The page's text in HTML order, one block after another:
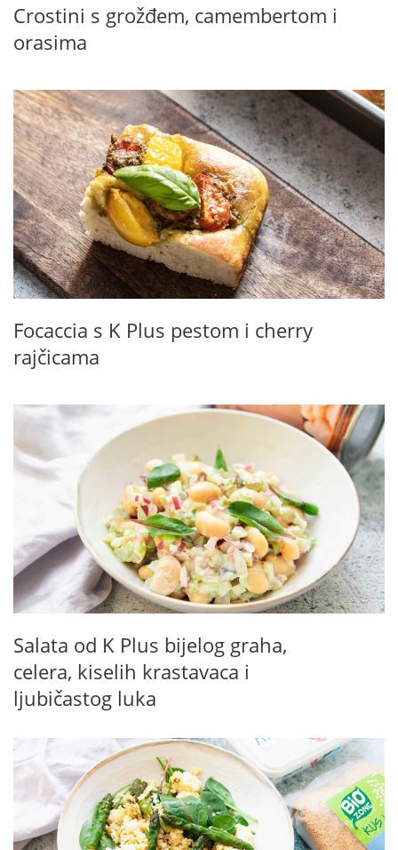
Crostini s grožđem, camembertom i
orasima
Focaccia s K Plus pestom i cherry
rajčicama
Salata od K Plus bijelog graha,
celera, kiselih krastavaca i
ljubičastog luka